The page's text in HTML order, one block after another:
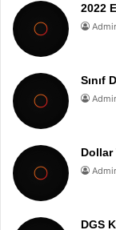
2022
Sınıf
Dollar
DGS